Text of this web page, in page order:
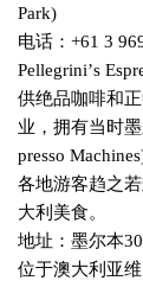
Park)
电话： +61 3
Pellegrini’s
供绝品咖啡和
业，拥有当时
presso
各地游客趋之
大利美食。
地址：墨尔本
位于澳大利亚